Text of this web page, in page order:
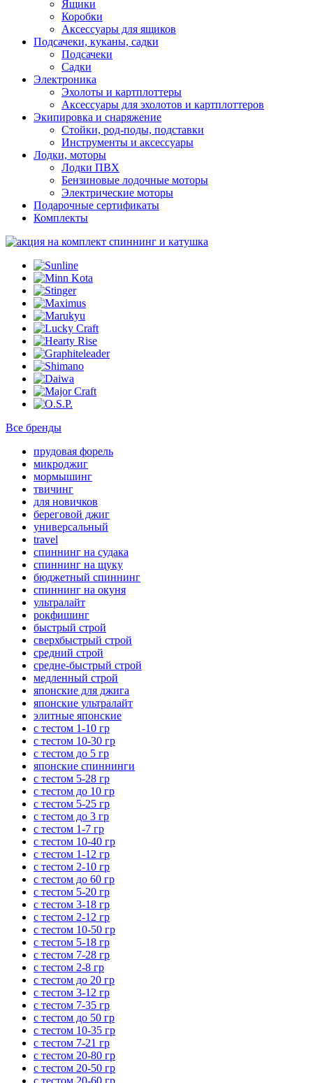
Ящики
Коробки
Аксессуары для ящиков
Подсачеки, куканы, садки
Подсачеки
Садки
Электроника
Эхолоты и картплоттеры
Аксессуары для эхолотов и картплоттеров
Экипировка и снаряжение
Стойки, род-поды, подставки
Инструменты и аксессуары
Лодки, моторы
Лодки ПВХ
Бензиновые лодочные моторы
Электрические моторы
Подарочные сертификаты
Комплекты
Все бренды
прудовая форель
микроджиг
мормышинг
твичинг
для новичков
береговой джиг
универсальный
travel
спиннинг на судака
спиннинг на щуку
бюджетный спиннинг
спиннинг на окуня
ультралайт
рокфишинг
быстрый строй
сверхбыстрый строй
средний строй
средне-быстрый строй
медленный строй
японские для джига
японские ультралайт
элитные японские
с тестом 1-10 гр
с тестом 10-30 гр
с тестом до 5 гр
японские спиннинги
с тестом 5-28 гр
с тестом до 10 гр
с тестом 5-25 гр
с тестом до 3 гр
с тестом 1-7 гр
с тестом 10-40 гр
с тестом 1-12 гр
с тестом 2-10 гр
с тестом до 60 гр
с тестом 5-20 гр
с тестом 3-18 гр
с тестом 2-12 гр
с тестом 10-50 гр
с тестом 5-18 гр
с тестом 7-28 гр
с тестом 2-8 гр
с тестом до 20 гр
с тестом 3-12 гр
с тестом 7-35 гр
с тестом до 50 гр
с тестом 10-35 гр
с тестом 7-21 гр
с тестом 20-80 гр
с тестом 20-50 гр
с тестом 20-60 гр